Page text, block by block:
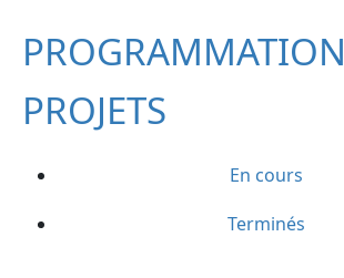
PROGRAMMATION
PROJETS
En cours
Terminés